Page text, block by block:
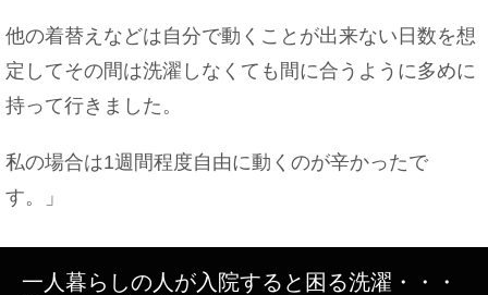
原因とは
トをご紹介
他の着替えなどは自分で動くことが出来ない日数を想
定してその間は洗濯しなくても間に合うように多めに
持って行きました。
私の場合は1週間程度自由に動くのが辛かったで
す。」
一人暮らしの人が入院すると困る洗濯・・・